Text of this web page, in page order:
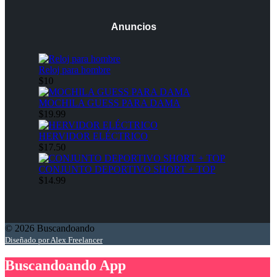
Anuncios
Reloj para hombre
$10
MOCHILA GUESS PARA DAMA
$19.99
HERVIDOR ELÉCTRICO
$17.50
CONJUNTO DEPORTIVO SHORT + TOP
$14.99
© 2026 Buscandoando
Diseñado por Alex Freelancer
Buscandoando App